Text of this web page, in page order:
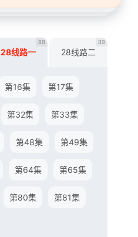
28线路一
89
28线路二
89
第16集 第17集
第32集 第33集
第48集 第49集
第64集 第65集
第80集 第81集